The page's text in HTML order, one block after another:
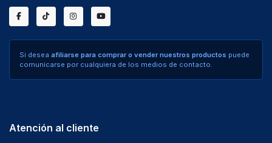
Si desea afiliarse para comprar o vender nuestros productos puede
comunicarse por cualquiera de los medios de contacto.
Atención al cliente